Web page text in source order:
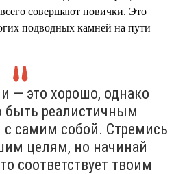
совершают новички. Это
подводных камней на пути
— это хорошо, однако
быть реалистичным
самим собой. Стремись
целям, но начинай
соответствует твоим